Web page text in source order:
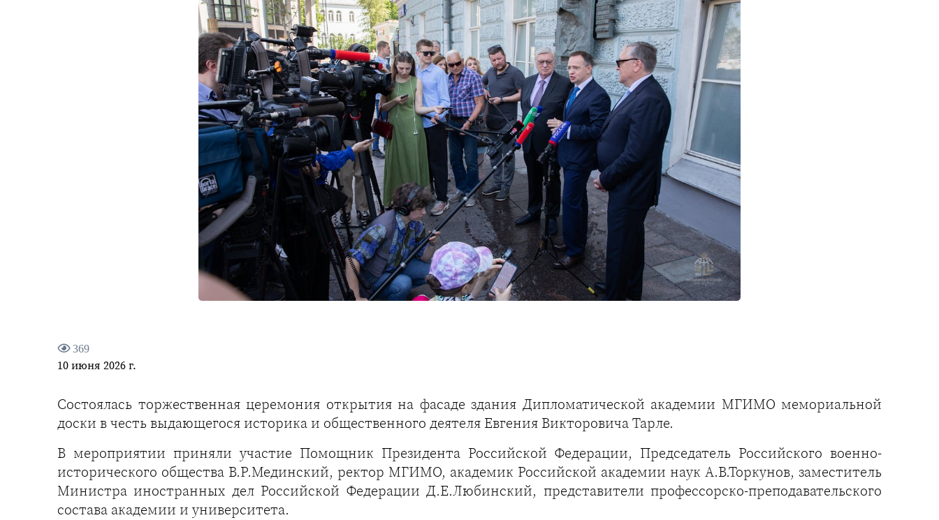
369
10 июня 2026 г.
Состоялась торжественная церемония открытия на фасаде здания Дипломатической академии МГИМО мемориальной
доски в честь выдающегося историка и общественного деятеля Евгения Викторовича Тарле.
В мероприятии приняли участие Помощник Президента Российской Федерации, Председатель Российского военно-
исторического общества В.Р.Мединский, ректор МГИМО, академик Российской академии наук А.В.Торкунов, заместитель
Министра иностранных дел Российской Федерации Д.Е.Любинский, представители профессорско-преподавательского
состава академии и университета.